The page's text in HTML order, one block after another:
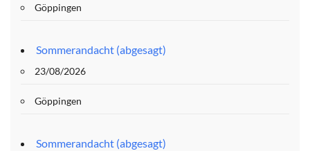
Göppingen
Sommerandacht (abgesagt)
23/08/2026
Göppingen
Sommerandacht (abgesagt)